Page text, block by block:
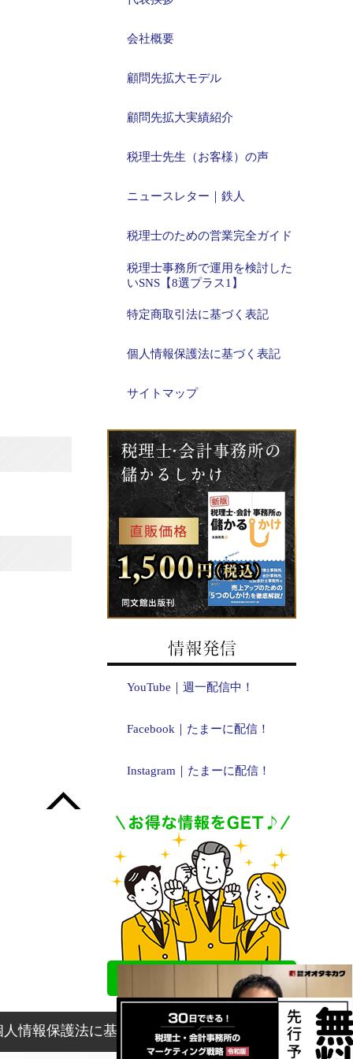
会社概要
顧問先拡大モデル
顧問先拡大実績紹介
税理士先生（お客様）の声
ニュースレター｜鉄人
税理士のための営業完全ガイド
税理士事務所で運用を検討した
いSNS【8選プラス1】
特定商取引法に基づく表記
個人情報保護法に基づく表記
サイトマップ
YouTube｜週一配信中！
Facebook｜たまーに配信！
Instagram｜たまーに配信！
人情報保護法に基づく表記